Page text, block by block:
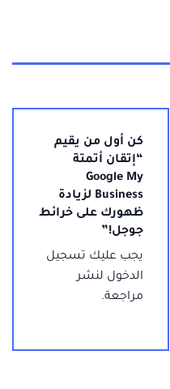
كن أول من يقيم
“إتقان أتمتة
Google My
Business لزيادة
ظهورك على خرائط
جوجل!”
يجب عليك تسجيل
الدخول لنشر
مراجعة.